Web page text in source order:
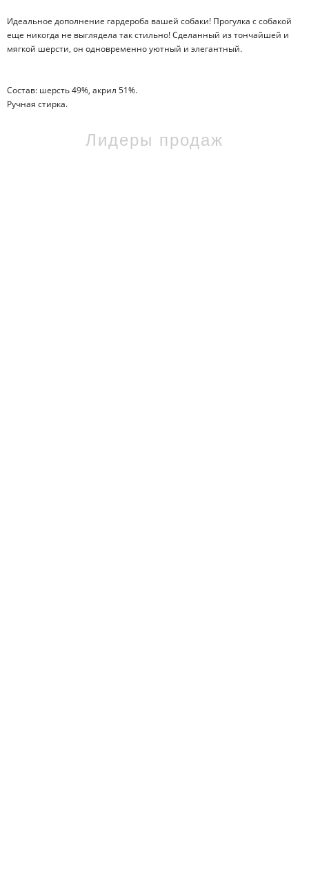
Идеальное дополнение гардероба вашей собаки! Прогулка с собакой
еще никогда не выглядела так стильно! Сделанный из тончайшей и
мягкой шерсти, он одновременно уютный и элегантный.
Состав: шерсть 49%, акрил 51%.
Ручная стирка.
Лидеры продаж